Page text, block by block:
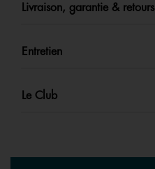
Livraison, garantie & retours
Entretien
Le Club